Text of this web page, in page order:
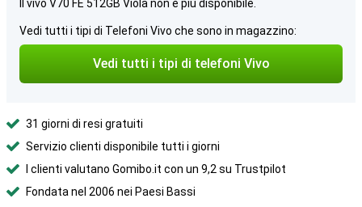
Il vivo V70 FE 512GB Viola non è più disponibile.
Vedi tutti i tipi di Telefoni Vivo che sono in magazzino:
Vedi tutti i tipi di telefoni Vivo
31 giorni di resi gratuiti
Servizio clienti disponibile tutti i giorni
I clienti valutano Gomibo.it con un 9,2 su Trustpilot
Fondata nel 2006 nei Paesi Bassi